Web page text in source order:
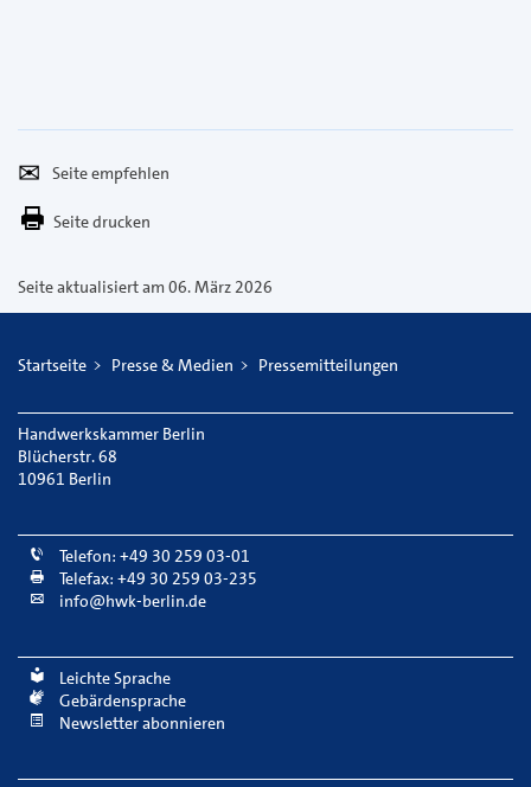
empfehlen
Per
E-
versenden
Seite drucken
Seite aktualisiert am 06. März 2026
Startseite Presse & Medien Pressemitteilungen
Handwerkskammer Berlin
Blücherstr. 68
10961 Berlin
Telefon: +49 30 259 03-01
Telefax: +49 30 259 03-235
info@hwk-berlin.de
Leichte Sprache
Gebärdensprache
Newsletter abonnieren